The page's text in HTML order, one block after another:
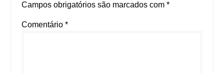
Campos obrigatórios são marcados com *
Comentário *